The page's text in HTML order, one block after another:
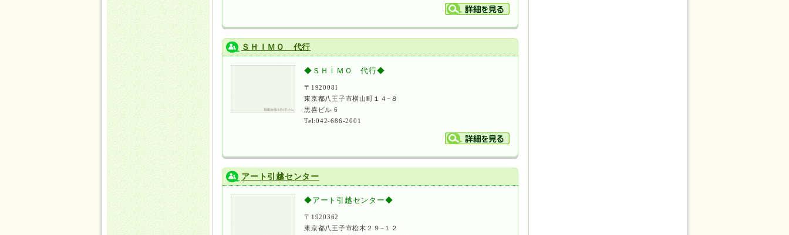
ＳＨＩＭＯ 代行
◆ＳＨＩＭＯ 代行◆
〒1920081
東京都八王子市横山町１４−８
黒喜ビル 6
Tel:042-686-2001
アート引越センター
◆アート引越センター◆
〒1920362
東京都八王子市松木２９−１２